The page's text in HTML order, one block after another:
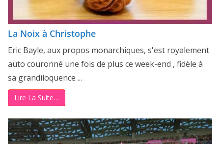
La Noix à Christophe
Eric Bayle, aux propos monarchiques, s'est royalement
auto couronné une fois de plus ce week-end , fidèle à
sa grandiloquence ...
Lire La Suite…